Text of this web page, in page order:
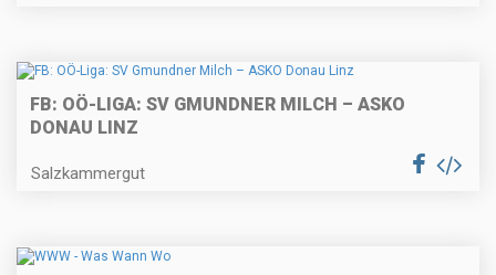
FB: OÖ-LIGA: SV GMUNDNER MILCH – ASKO
DONAU LINZ
Salzkammergut